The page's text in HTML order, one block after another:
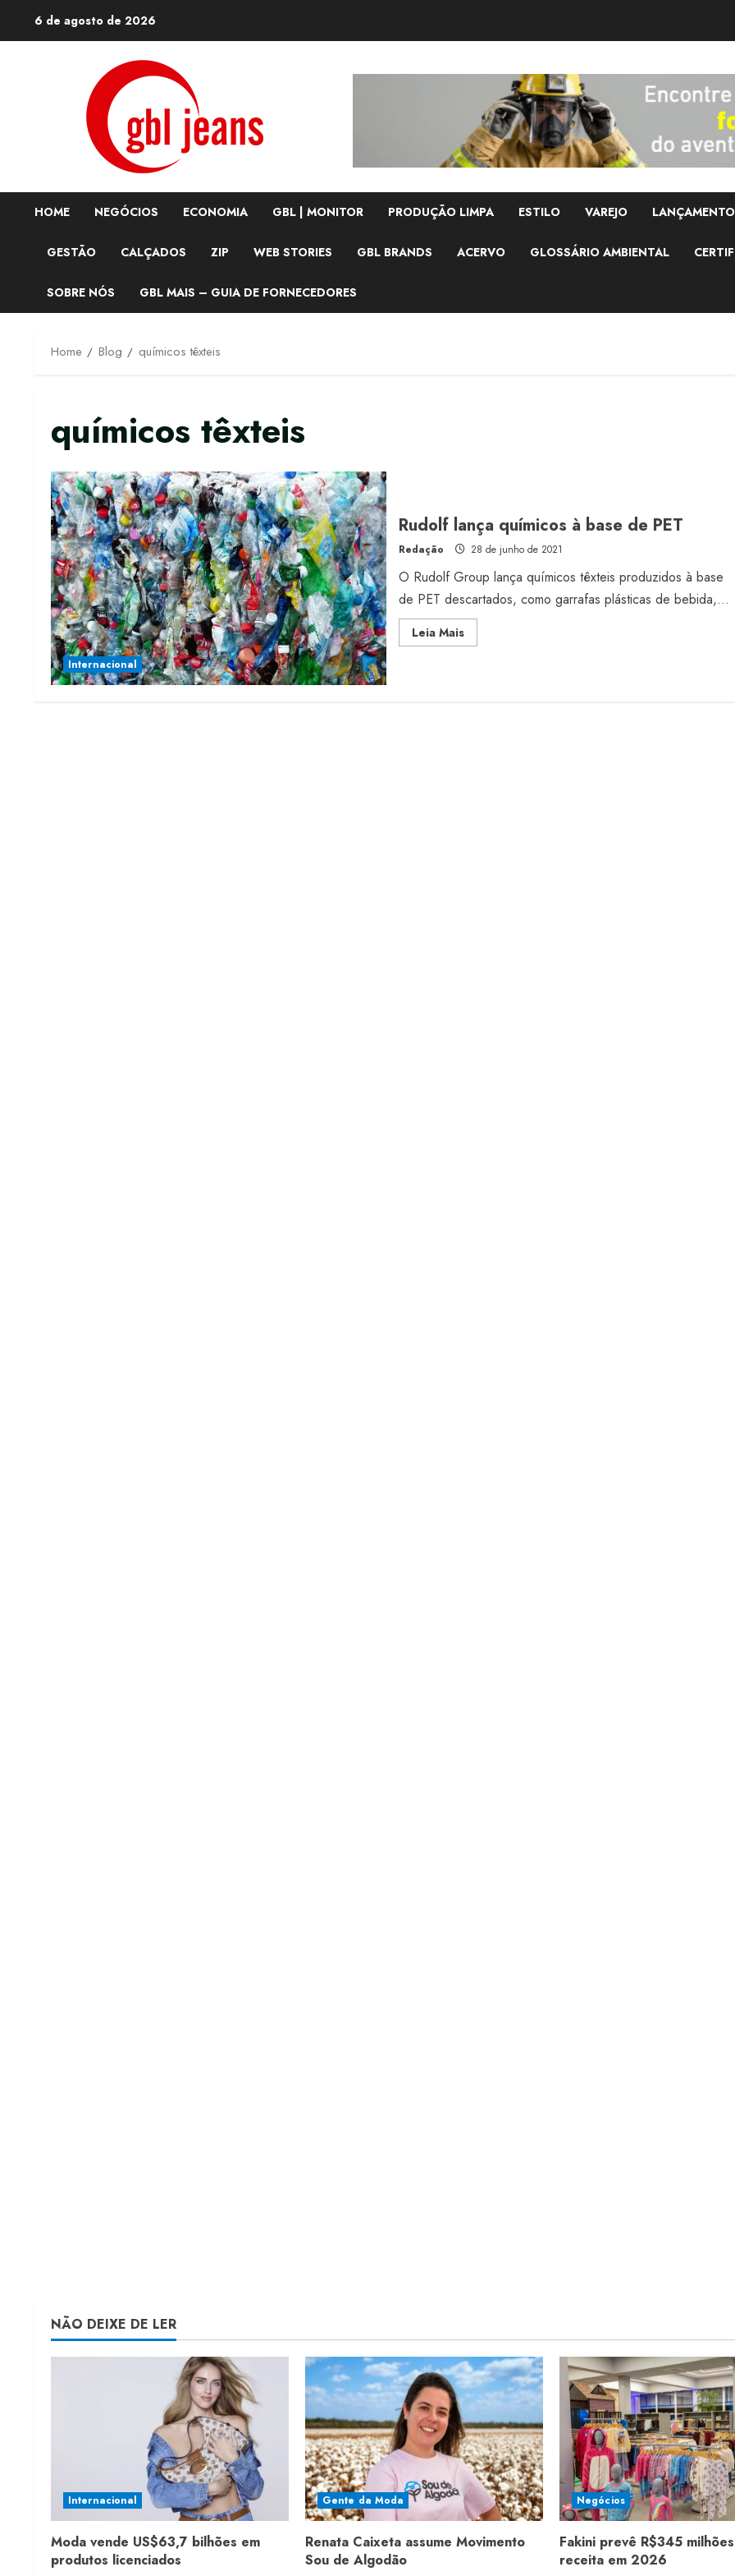
6 de agosto de 2026
HOME NEGÓCIOS ECONOMIA GBL | MONITOR PRODUÇÃO LIMPA ESTILO VAREJO
GESTÃO CALÇADOS ZIP WEB STORIES GBL BRANDS ACERVO GLOSSÁRIO AMBIENTAL
SOBRE NÓS GBL MAIS – GUIA DE FORNECEDORES
Home Blog químicos têxteis
químicos têxteis
Internacional
Rudolf lança químicos à base de PET
Redação 28 de junho de 2021
O Rudolf Group lança químicos têxteis produzidos à base
de PET descartados, como garrafas plásticas de bebida,...
Leia MaisRead
more
NÃO DEIXE DE LER
Internacional
Moda vende US$63,7 bilhões em
produtos licenciados
Gente da Moda
Renata Caixeta assume Movimento
Sou de Algodão
Negócios
Fakini prevê R$345
receita em 2026